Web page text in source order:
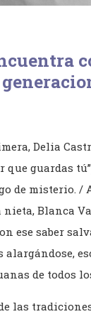
Delia
guardas
de misterio.
nieta, Blanca
ese saber
alargándose,
de todos
las